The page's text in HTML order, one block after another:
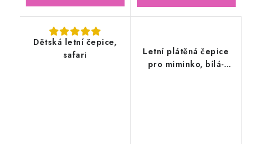
Dětská letní čepice,
safari
Letní plátěná čepice
pro miminko, bílá-